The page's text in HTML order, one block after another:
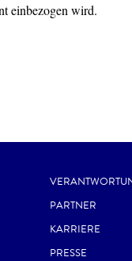
einbezogen wird.
PARTNER
KARRIERE
PRESSE